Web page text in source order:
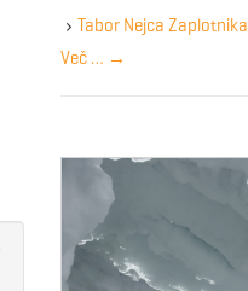
y
w
r
Tabor Nejca Zaplotnika
Več … →